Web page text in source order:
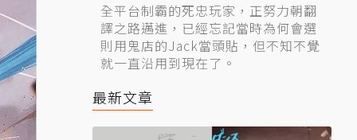
全平台制霸的死忠玩家，正努力朝翻
譯之路邁進，已經忘記當時為何會選
則用鬼店的Jack當頭貼，但不知不覺
就一直沿用到現在了。
最新文章